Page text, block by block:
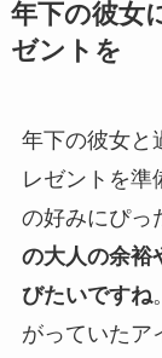
年下の彼女
ゼントを
年下の彼女と
レゼントを準
の好みにぴっ
の大人の余裕
びたいですね
がっていたア